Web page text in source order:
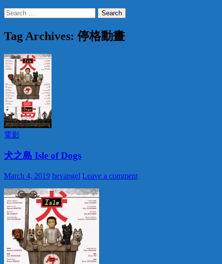
Search
for:
Tag Archives: 停格動畫
電影
犬之島 Isle of Dogs
March 4, 2019 hevangel Leave a comment